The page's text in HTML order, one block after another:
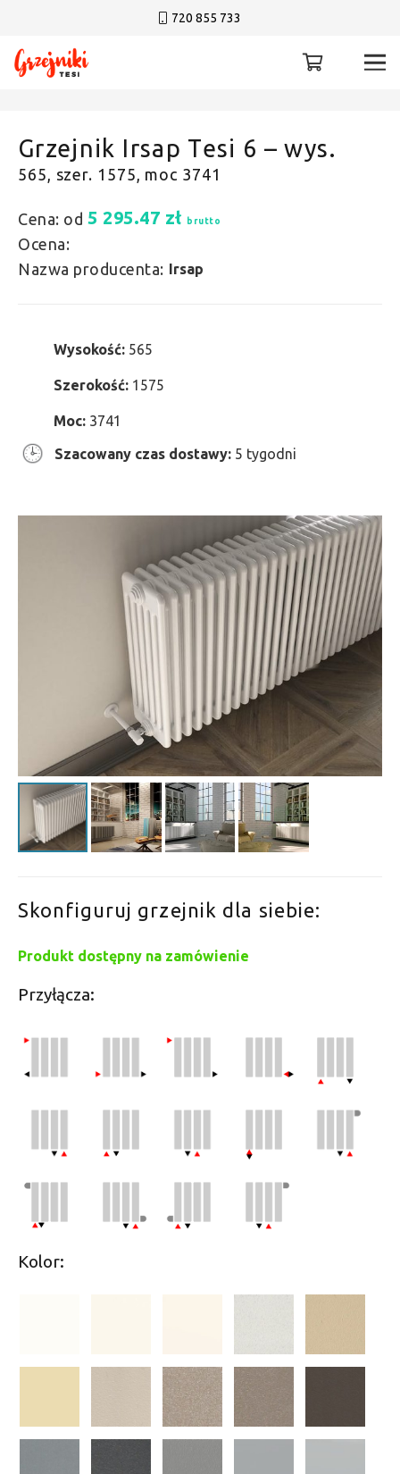
720 855 733
Grzejnik Irsap Tesi 6 – wys.
565, szer. 1575, moc 3741
Cena: od 5 295.47 zł brutto
Ocena:
Nazwa producenta: Irsap
Wysokość: 565
Szerokość: 1575
Moc: 3741
Szacowany czas dostawy: 5 tygodni
Skonfiguruj grzejnik dla siebie:
Produkt dostępny na zamówienie
Przyłącza:
Kolor: